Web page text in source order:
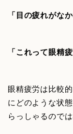
「目の疲れがな
「これって眼精
眼精疲労は比較
にどのような状
らっしゃるので